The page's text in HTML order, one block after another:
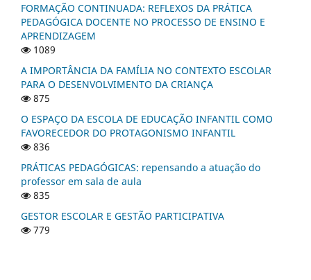
FORMAÇÃO CONTINUADA: REFLEXOS DA PRÁTICA
PEDAGÓGICA DOCENTE NO PROCESSO DE ENSINO E
APRENDIZAGEM
1089
A IMPORTÂNCIA DA FAMÍLIA NO CONTEXTO ESCOLAR
PARA O DESENVOLVIMENTO DA CRIANÇA
875
O ESPAÇO DA ESCOLA DE EDUCAÇÃO INFANTIL COMO
FAVORECEDOR DO PROTAGONISMO INFANTIL
836
PRÁTICAS PEDAGÓGICAS: repensando a atuação do
professor em sala de aula
835
GESTOR ESCOLAR E GESTÃO PARTICIPATIVA
779